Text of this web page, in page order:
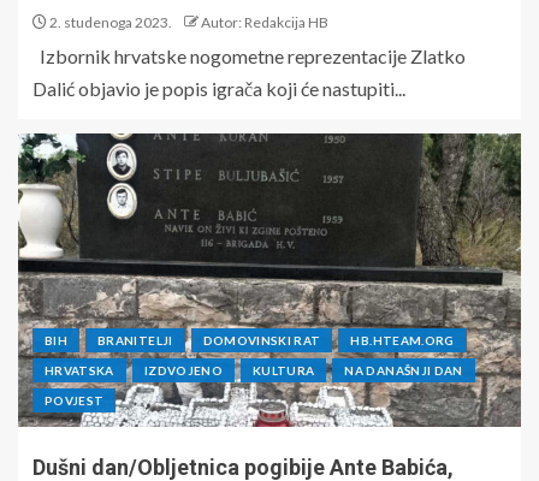
2. studenoga 2023. Autor: Redakcija HB
Izbornik hrvatske nogometne reprezentacije Zlatko
Dalić objavio je popis igrača koji će nastupiti...
BIH BRANITELJI DOMOVINSKI RAT HB.HTEAM.ORG
HRVATSKA IZDVOJENO KULTURA NA DANAŠNJI DAN
POVJEST
Dušni dan/Obljetnica pogibije Ante Babića,